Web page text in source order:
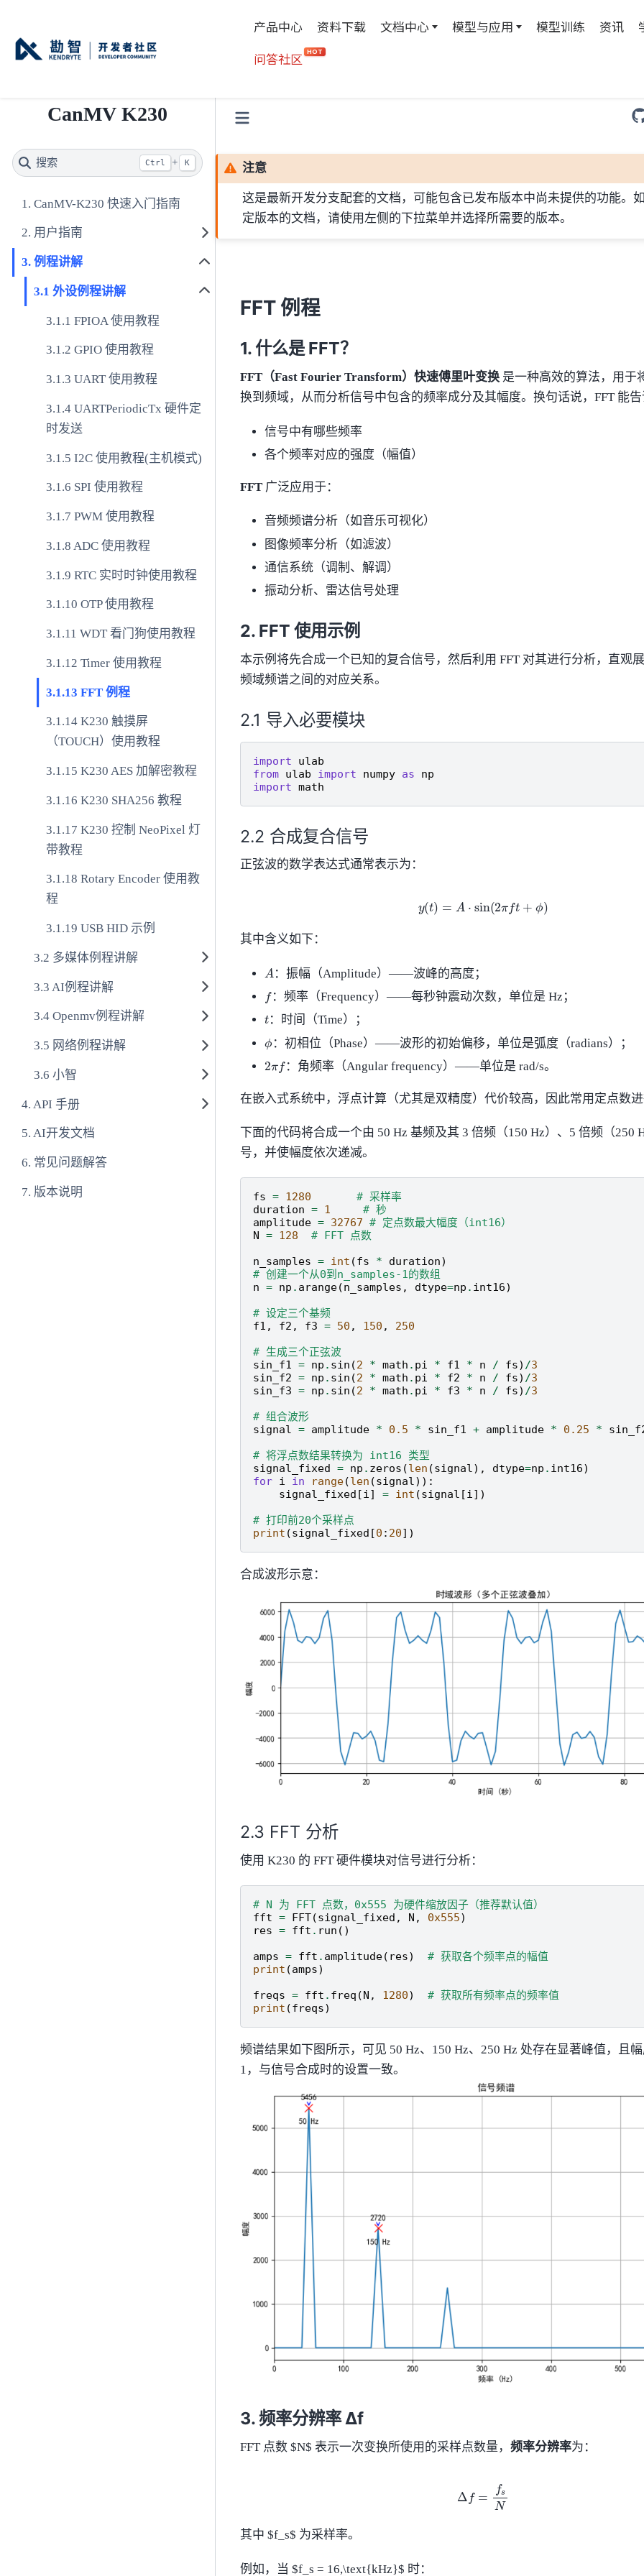
产品中心 资料下载 文档中心 模型与应用 模型训练 资讯
问答社区 HOT
CanMV K230
搜索 Ctrl + K
CanMV-K230 快速入门指南
用户指南
例程讲解
外设例程讲解
FPIOA 使用教程
GPIO 使用教程
UART 使用教程
UARTPeriodicTx 硬件定
时发送
I2C 使用教程(主机模式)
SPI 使用教程
PWM 使用教程
ADC 使用教程
RTC 实时时钟使用教程
OTP 使用教程
WDT 看门狗使用教程
Timer 使用教程
FFT 例程
K230 触摸屏
（TOUCH）使用教程
K230 AES 加解密教程
K230 SHA256 教程
K230 控制 NeoPixel 灯
带教程
Rotary Encoder 使用教
程
USB HID 示例
多媒体例程讲解
AI例程讲解
Openmv例程讲解
网络例程讲解
小智
API 手册
AI开发文档
常见问题解答
版本说明
注意
这是最新开发分支配套的文档，可能包含已发布版本中尚未提供的功能。
定版本的文档，请使用左侧的下拉菜单并选择所需要的版本。
FFT 例程
什么是 FFT？
FFT（Fast Fourier Transform）快速傅里叶变换 是一种高效的算法，用于
换到频域，从而分析信号中包含的频率成分及其幅度。换句话说，FFT 能告
信号中有哪些频率
各个频率对应的强度（幅值）
FFT 广泛应用于：
音频频谱分析（如音乐可视化）
图像频率分析（如滤波）
通信系统（调制、解调）
振动分析、雷达信号处理
FFT 使用示例
本示例将先合成一个已知的复合信号，然后利用 FFT 对其进行分析，直观
频域频谱之间的对应关系。
导入必要模块
import
ulab
from ulab import numpy as
np
import math
合成复合信号
正弦波的数学表达式通常表示为：
y A sin (2πf t+ ϕ)
其中含义如下：
A ：振幅（Amplitude）——波峰的高度；
f：频率（Frequency）——每秒钟震动次数，单位是 Hz；
t ：时间（Time）；
ϕ：初相位（Phase）——波形的初始偏移，单位是弧度（radians）；
2πf ：角频率（Angular frequency）——单位是 rad/s。
在嵌入式系统中，浮点计算（尤其是双精度）代价较高，因此常用定点数进
下面的代码将合成一个由 50 Hz 基频及其 3 倍频（150 Hz）、5 倍频（250
号，并使幅度依次递减。
fs = 1280
# 采样率
duration = 1
# 秒
amplitude = 32767 # 定点数最大幅度（int16）
N = 128
# FFT 点数
n_samples = int (fs * duration)
# 创建一个从0到n_samples-1的数组
n = np . arange(n_samples , dtype=np . int16)
# 设定三个基频
f1 , f2 , f3 = 50 , 150 ,
250
# 生成三个正弦波
sin_f1 = np . sin (2 * math . pi * f1 * n / fs) /3
sin_f2 = np . sin (2 * math . pi * f2 * n / fs) /3
sin_f3 = np . sin (2 * math . pi * f3 * n / fs) /3
# 组合波形
signal = amplitude * 0.5 * sin_f1 + amplitude * 0.25 *
# 将浮点数结果转换为 int16 类型
signal_fixed = np . zeros (len (signal), dtype=np . int16)
for i in range(len (signal)):
signal_fixed [i] = int (signal [i])
# 打印前20个采样点
print (signal_fixed [0 : 20])
合成波形示意：
FFT 分析
使用 K230 的 FFT 硬件模块对信号进行分析：
# N 为 FFT 点数，0x555 为硬件缩放因子（推荐默认值）
fft = FFT(signal_fixed , N , 0x555)
res = fft . run ()
amps = fft . amplitude( res)
# 获取各个频率点的幅值
print (amps)
freqs = fft . freq (N , 1280)
# 获取所有频率点的频率值
print (freqs)
频谱结果如下图所示，可见 50 Hz、150 Hz、250 Hz 处存在显著峰值，且
1，与信号合成时的设置一致。
频率分辨率 Δf
FFT 点数 $N$ 表示一次变换所使用的采样点数量， 频率分辨率为：
N
其中 $f_s$ 为采样率。
例如，当 $f_s = 16,\text{kHz}$ 时：